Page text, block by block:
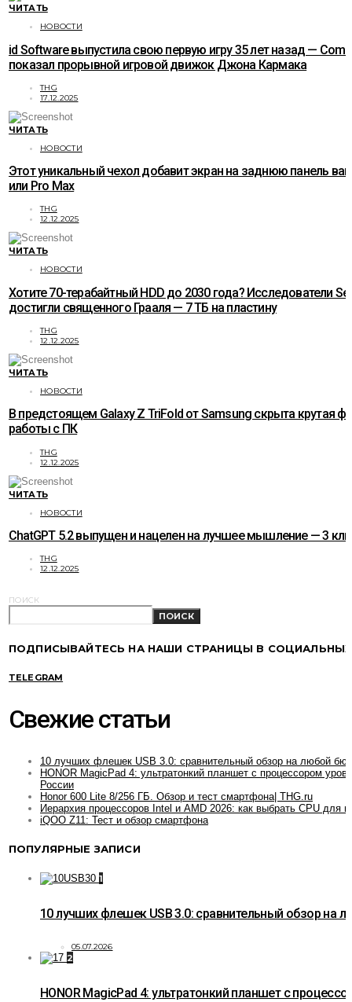
ЧИТАТЬ
НОВОСТИ
id Software выпустила свою первую игру 35 лет назад —
показал прорывной игровой движок Джона Кармака
THG
17.12.2025
ЧИТАТЬ
НОВОСТИ
Этот уникальный чехол добавит экран на заднюю панель
или Pro Max
THG
12.12.2025
ЧИТАТЬ
НОВОСТИ
Хотите 70-терабайтный HDD до 2030 года? Исследователи
достигли священного Грааля — 7 ТБ на пластину
THG
12.12.2025
ЧИТАТЬ
НОВОСТИ
В предстоящем Galaxy Z TriFold от Samsung скрыта крутая
работы с ПК
THG
12.12.2025
ЧИТАТЬ
НОВОСТИ
ChatGPT 5.2 выпущен и нацелен на лучшее мышление — 3
THG
12.12.2025
ПОИСК
ПОИСК
ПОДПИСЫВАЙТЕСЬ НА НАШИ СТРАНИЦЫ В СОЦИАЛЬНЫХ
TELEGRAM
Свежие статьи
10 лучших флешек USB 3.0: сравнительный обзор на любой
HONOR MagicPad 4: ультратонкий планшет с процессором
России
Honor 600 Lite 8/256 ГБ. Обзор и тест смартфона| THG.ru
Иерархия процессоров Intel и AMD 2026: как выбрать CPU для
iQOO Z11: Тест и обзор смартфона
ПОПУЛЯРНЫЕ ЗАПИСИ
1
10 лучших флешек USB 3.0: сравнительный обзор на
05.07.2026
2
HONOR MagicPad 4: ультратонкий планшет с